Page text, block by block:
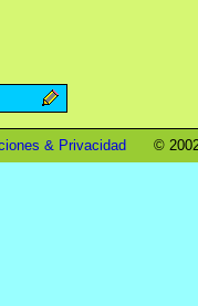
& Privacidad ©